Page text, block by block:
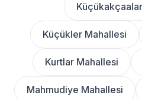
Küçükler Mahallesi
Kurtlar Mahallesi
Mahmudiye Mahallesi